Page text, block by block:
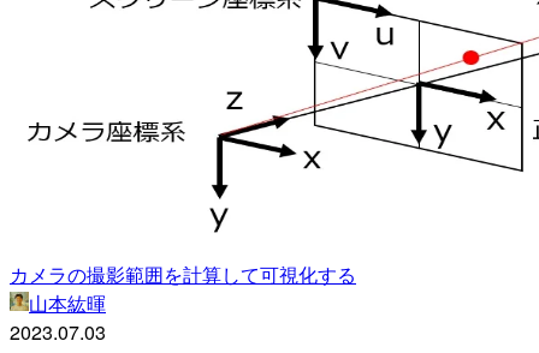
カメラの撮影範囲を計算して可視化する
山本紘暉
2023.07.03